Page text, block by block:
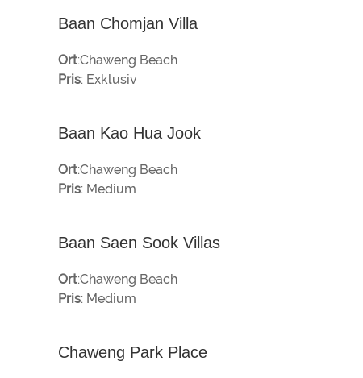
Baan Chomjan Villa
Ort:Chaweng Beach
Pris: Exklusiv
Baan Kao Hua Jook
Ort:Chaweng Beach
Pris: Medium
Baan Saen Sook Villas
Ort:Chaweng Beach
Pris: Medium
Chaweng Park Place